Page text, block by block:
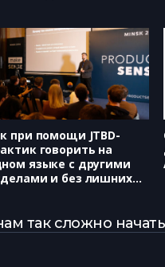
при помощи JTBD-
говорить на
языке с другими
и без лишних
(Медиатех,
Аскалепов)
так сложно